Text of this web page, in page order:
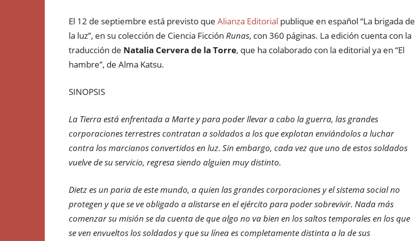
El 12 de septiembre está previsto que Alianza Editorial publique en español “La brigada de
la luz”, en su colección de Ciencia Ficción Runas, con 360 páginas. La edición cuenta con la
traducción de Natalia Cervera de la Torre, que ha colaborado con la editorial ya en “El
hambre”, de Alma Katsu.
SINOPSIS
La Tierra está enfrentada a Marte y para poder llevar a cabo la guerra, las grandes
corporaciones terrestres contratan a soldados a los que explotan enviándolos a luchar
contra los marcianos convertidos en luz. Sin embargo, cada vez que uno de estos soldados
vuelve de su servicio, regresa siendo alguien muy distinto.
Dietz es un paria de este mundo, a quien las grandes corporaciones y el sistema social no
protegen y que se ve obligado a alistarse en el ejército para poder sobrevivir. Nada más
comenzar su misión se da cuenta de que algo no va bien en los saltos temporales en los que
se ven envueltos los soldados y que su línea es completamente distinta a la de sus